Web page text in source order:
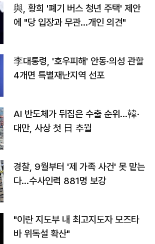
與, 황희 '폐기 버스 청년 주택' 제안
에 "당 입장과 무관…개인 의견"
李대통령, '호우피해' 안동·의성 관할
4개면 특별재난지역 선포
AI 반도체가 뒤집은 수출 순위…韓·
대만, 사상 첫 日 추월
경찰, 9월부터 '제 가족 사건' 못 맡는
다…수사인력 881명 보강
"이란 지도부 내 최고지도자 모즈타
바 위독설 확산"